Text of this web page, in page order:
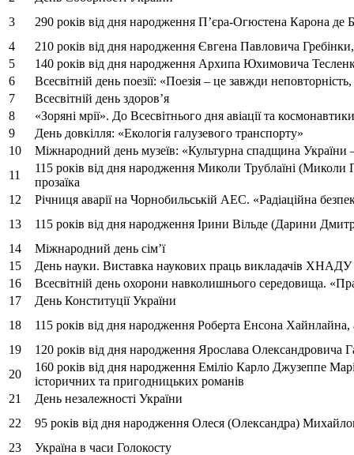
3
290 років від дня народження П’єра-Огюстена Карона де
4
210 років від дня народження Євгена Павловича Гребінки,
5
140 років від дня народження Архипа Юхимовича
6
Всесвітній день поезії: «Поезія – це завжди
7
Всесвітній день здоров’я
8
«Зоряні мрії». До Всесвітнього дня авіації та космонавтики
9
День довкілля: «Екологія галузевого транспорту»
10
Міжнародний день музеїв: «Культурна спадщина України
11
115 років від дня народження Миколи Трублаїні (Миколи
прозаїка
12
Річниця аварії на Чорнобильській АЕС. «Радіаційна
13
115 років від дня народження Ірини Вільде (Дарини
14
Міжнародний день сім’ї
15
День науки. Виставка наукових праць викладачів ХНАДУ
16
Всесвітній день охорони навколишнього середовища.
17
День Конституції України
18
115 років від дня народження Роберта Енсона Хайнлайна,
19
120 років від дня народження Ярослава Олександровича
20
160 років від дня народження Еміліо Карло Джузеппе
історичних та пригодницьких романів
21
День незалежності України
22
95 років від дня народження Олеся (Олександра)
23
Україна в часи Голокосту